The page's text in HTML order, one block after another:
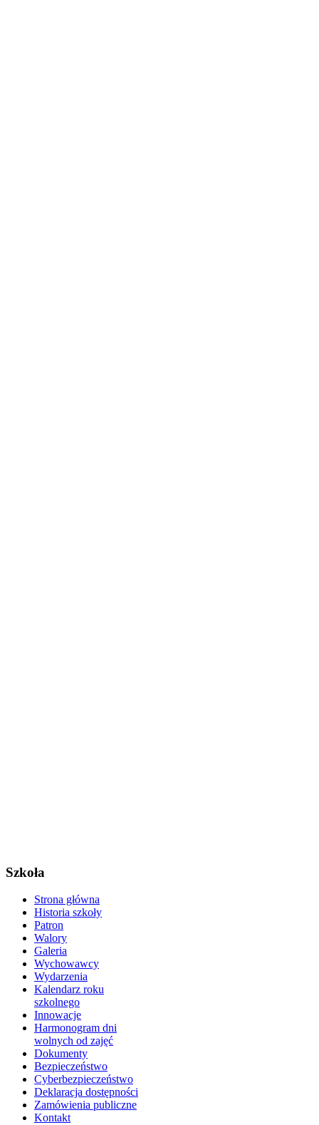
Szkoła
Strona główna
Historia szkoły
Patron
Walory
Galeria
Wychowawcy
Wydarzenia
Kalendarz roku
szkolnego
Innowacje
Harmonogram dni
wolnych od zajęć
Dokumenty
Bezpieczeństwo
Cyberbezpieczeństwo
Deklaracja dostępności
Zamówienia publiczne
Kontakt